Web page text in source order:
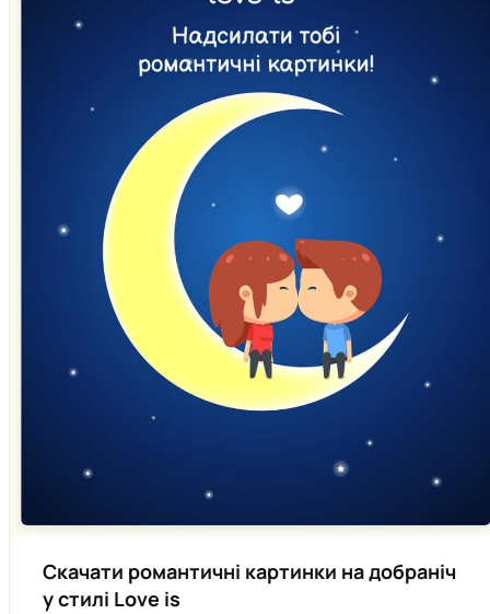
Скачати романтичні картинки на добраніч
у стилі Love is